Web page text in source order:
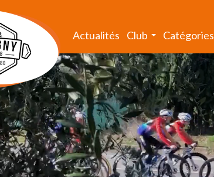
Actualités Club Catégories